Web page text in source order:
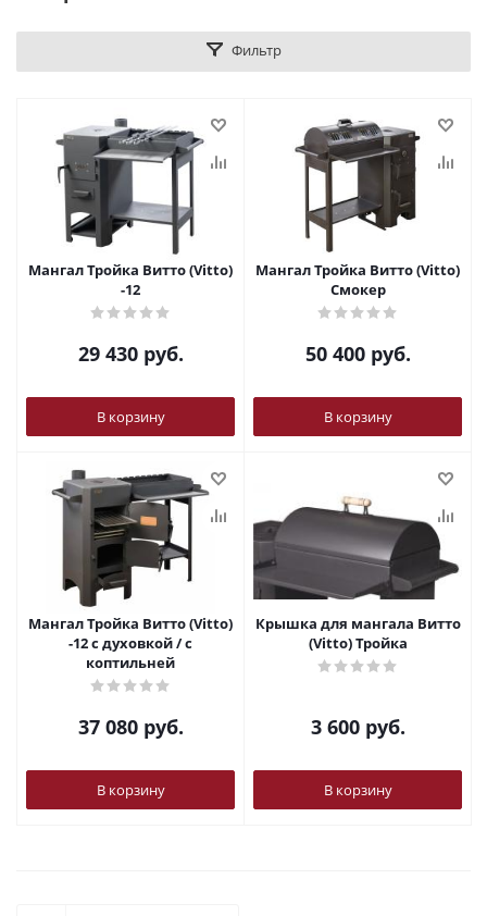
Фильтр
Мангал Тройка Витто (Vitto)
-12
29 430руб.
В корзину
Мангал Тройка Витто (Vitto)
Смокер
50 400руб.
В корзину
Мангал Тройка Витто (Vitto)
-12 с духовкой / с
коптильней
37 080руб.
В корзину
Крышка для мангала Витто
(Vitto) Тройка
3 600руб.
В корзину